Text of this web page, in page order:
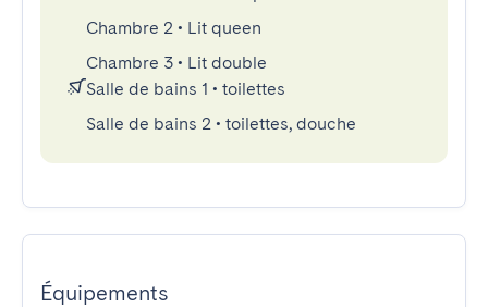
Chambre 2 • Lit queen
Chambre 3 • Lit double
Salle de bains 1 • toilettes
Salle de bains 2 • toilettes, douche
Équipements